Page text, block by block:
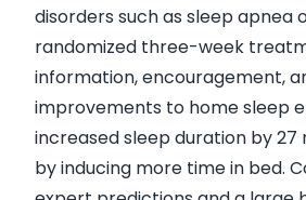
disorders such as sleep apnea
randomized three-week
information, encouragement,
improvements to home sleep
increased sleep duration by 27
by inducing more time in bed.